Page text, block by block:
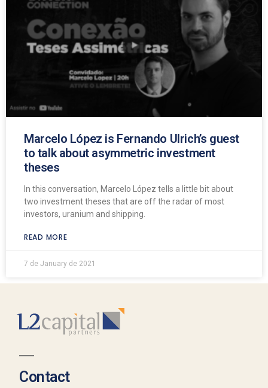
Marcelo López is Fernando Ulrich’s guest
to talk about asymmetric investment
theses
In this conversation, Marcelo López tells a little bit about
two investment theses that are off the radar of most
investors, uranium and shipping.
READ MORE
7 de January de 2021
Contact